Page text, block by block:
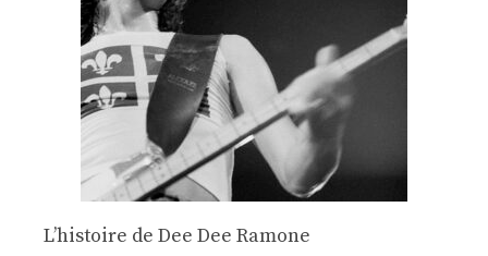
Lʼhistoire de Dee Dee Ramone